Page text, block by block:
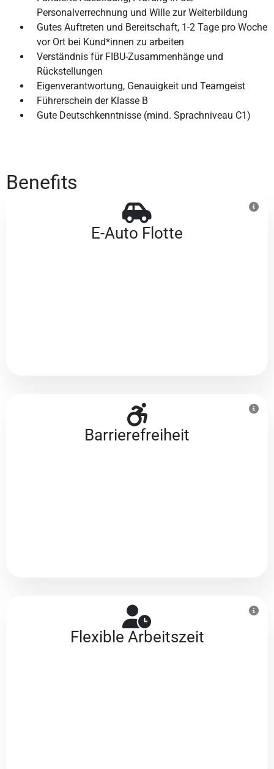
Personalverrechnung und Wille zur Weiterbildung
Gutes Auftreten und Bereitschaft, 1-2 Tage pro Woche
vor Ort bei Kund*innen zu arbeiten
Verständnis für FIBU-Zusammenhänge und
Rückstellungen
Eigenverantwortung, Genauigkeit und Teamgeist
Führerschein der Klasse B
Gute Deutschkenntnisse (mind. Sprachniveau C1)
Benefits
E-Auto Flotte
Barriere­freiheit
Flexible Arbeitszeit